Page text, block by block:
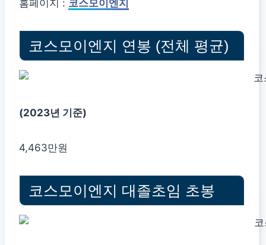
홈페이지 : 코스모이엔지
코스모이엔지 연봉 (전체 평균)
(2023년 기준)
4,463만원
코스모이엔지 대졸초임 초봉